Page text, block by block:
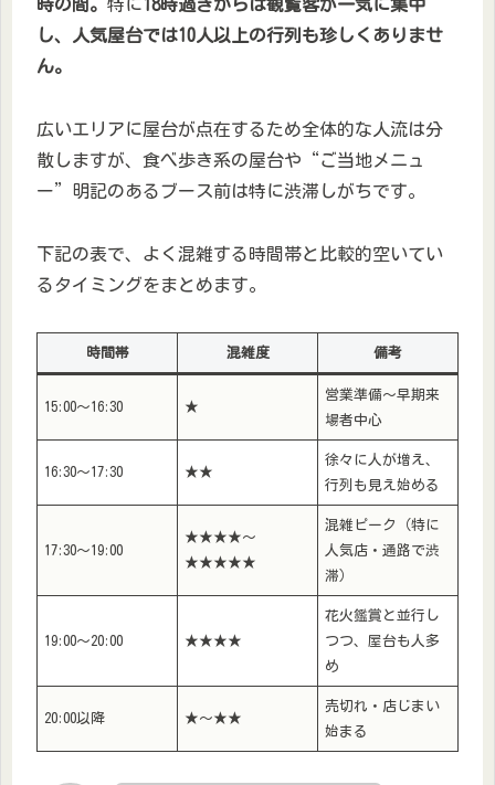
時の間。 特に18時過ぎからは観覧客が一気に集中
し、人気屋台では10人以上の行列も珍しくありませ
ん。
広いエリアに屋台が点在するため全体的な人流は分
散しますが、食べ歩き系の屋台や“ご当地メニュ
ー”明記のあるブース前は特に渋滞しがちです。
下記の表で、よく混雑する時間帯と比較的空いてい
るタイミングをまとめます。
時間帯 混雑度 備考
15:00～16:30 ★
営業準備〜早期来
場者中心
16:30～17:30 ★★
徐々に人が増え、
行列も見え始める
17:30～19:00
★★★★～
★★★★★
混雑ピーク（特に
人気店・通路で渋
滞）
19:00～20:00 ★★★★
花火鑑賞と並行し
つつ、屋台も人多
め
20:00以降 ★～★★
売切れ・店じまい
始まる